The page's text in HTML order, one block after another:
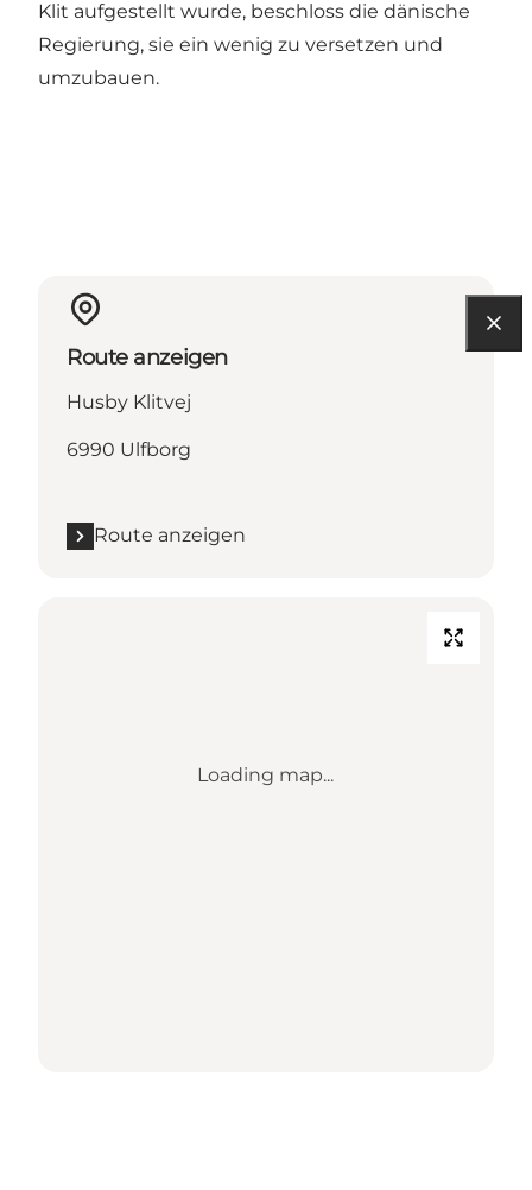
Klit aufgestellt wurde, beschloss die dänische
Regierung, sie ein wenig zu versetzen und
umzubauen.
Route anzeigen
Husby Klitvej
6990 Ulfborg
Route anzeigen
Loading map...